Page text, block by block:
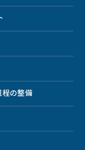
の整備